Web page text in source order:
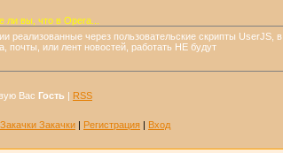
ли вы, что в Opera...
реализованные через пользовательские скрипты UserJS, в
почты, или лент новостей, работать НЕ будут
Вас Гость | RSS
Закачки Закачки | Регистрация | Вход